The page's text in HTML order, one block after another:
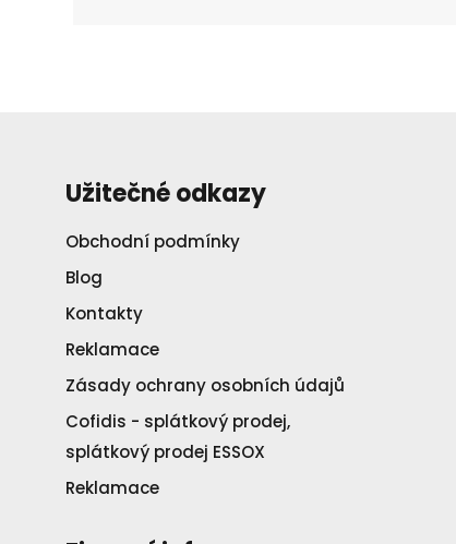
Užitečné odkazy
Obchodní podmínky
Blog
Kontakty
Reklamace
Zásady ochrany osobních údajů
Cofidis - splátkový prodej,
splátkový prodej ESSOX
Reklamace